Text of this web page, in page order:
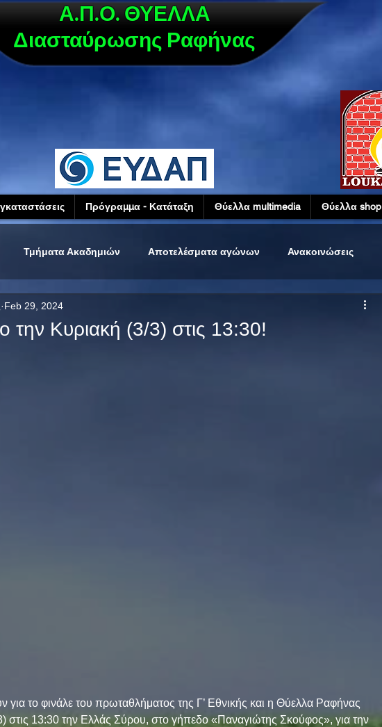
Α.Π.Ο. ΘΥΕΛΛΑ
Διασταύρωσης Ραφήνας
Πρόγραμμα - Κατάταξη Θύελλα multimedia Θύελλα shop
Τμήματα Ακαδημιών Αποτελέσματα αγώνων Ανακοινώσεις
την Κυριακή (3/3) στις 13:30!
Feb 29, 2024
για το φινάλε του πρωταθλήματος της Γ’ Εθνικής και η Θύελλα Ραφήνας
στις 13:30 την Ελλάς Σύρου, στο γήπεδο «Παναγιώτης Σκούφος», για την